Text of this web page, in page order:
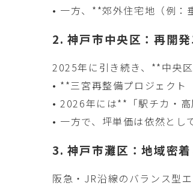
• 一方、**郊外住宅地（例：
2. 神戸市中央区：再開
2025年に引き続き、**中央
• **三宮再整備プロジェクト
• 2026年には**「駅チカ・
• 一方で、坪単価は依然とし
3. 神戸市灘区：地域密
阪急・JR沿線のバランス型